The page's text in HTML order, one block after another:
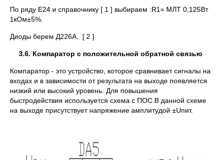
По ряду Е24 и справочнику [ 1 ] выбираем :R1= МЛТ 0,125Вт
1кОм±5%.
Диоды берем Д226А. [ 2 ]
3.6. Компаратор с положительной обратной связью
Компаратор - это устройство, которое сравнивает сигналы на
входах и в зависимости от результата на выходе появляется
низкий или высокий уровень. Для повышения
быстродействия используется схема с ПОС.В данной схеме
на выходе присутствует напряжение амплитудой ±Uпит.